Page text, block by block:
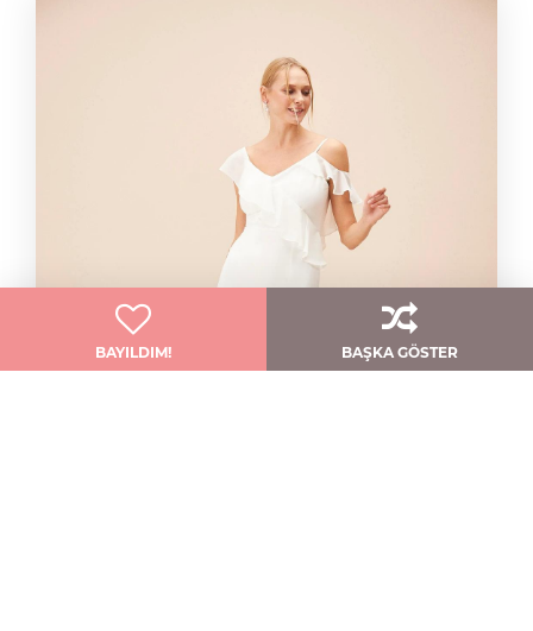
BAYILDIM! BAŞKA GÖSTER